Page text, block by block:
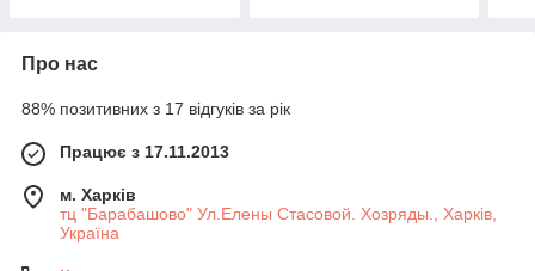
Про нас
88% позитивних з 17 відгуків за рік
Працює з 17.11.2013
м. Харків
тц "Барабашово" Ул.Елены Стасовой. Хозряды., Харків,
Україна